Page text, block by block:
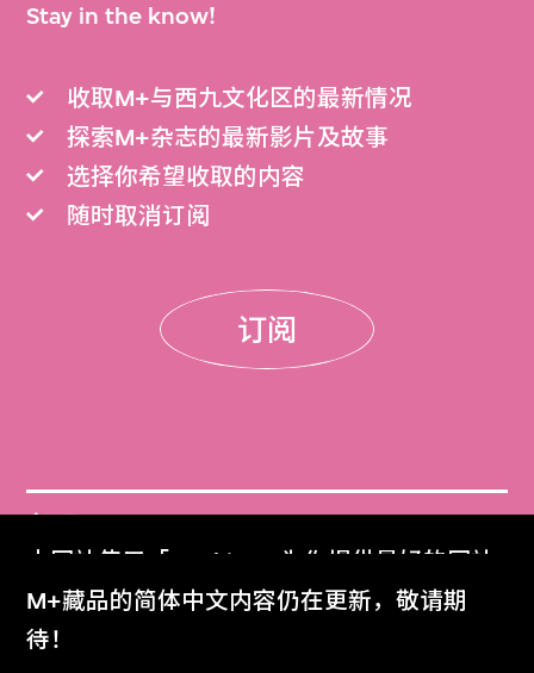
本网站使用「Cookies」为你提供最好的网站
体验。
了解更多
M+藏品的简体中文内容仍在更新，敬请期
待！
Stay in the know!
收取M+与西九文化区的最新情况
探索M+杂志的最新影片及故事
选择你希望收取的内容
随时取消订阅
订阅
门票
Get Tickets